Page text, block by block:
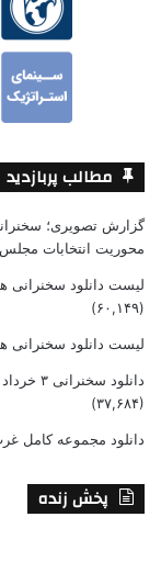
مطالب پربازدید
گزارش تصویری؛
محوریت انتخابات مجلس
لیست دانلود سخنرانی های
(۶۰,۱۴۹)
لیست دانلود سخنرانی
دانلود سخنرانی ۳ خرداد ۹۴ با موضوع من ریویزیونیست‌ام، پس هستم!
(۳۷,۶۸۴)
دانلود مجموعه کامل
پخش زنده